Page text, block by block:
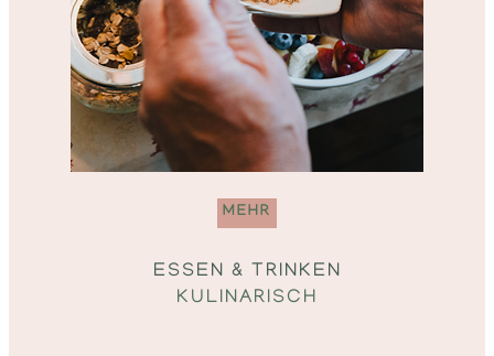
MEHR
ESSEN & TRINKEN
KULINARISCH